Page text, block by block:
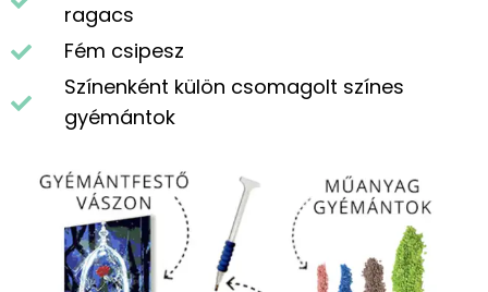
ragacs
Fém csipesz
Színenként külön csomagolt színes
gyémántok